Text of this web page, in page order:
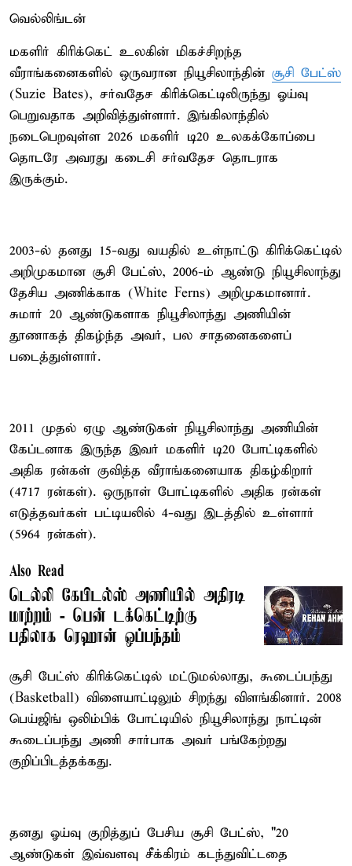
வெல்லிங்டன்
மகளிர் கிரிக்கெட் உலகின் மிகச்சிறந்த
வீராங்கனைகளில் ஒருவரான நியூசிலாந்தின் சூசி பேட்ஸ்
(Suzie Bates), சர்வதேச கிரிக்கெட்டிலிருந்து ஓய்வு
பெறுவதாக அறிவித்துள்ளார். இங்கிலாந்தில்
நடைபெறவுள்ள 2026 மகளிர் டி20 உலகக்கோப்பை
தொடரே அவரது கடைசி சர்வதேச தொடராக
இருக்கும்.
2003-ல் தனது 15-வது வயதில் உள்நாட்டு கிரிக்கெட்டில்
அறிமுகமான சூசி பேட்ஸ், 2006-ம் ஆண்டு நியூசிலாந்து
தேசிய அணிக்காக (White Ferns) அறிமுகமானார்.
சுமார் 20 ஆண்டுகளாக நியூசிலாந்து அணியின்
தூணாகத் திகழ்ந்த அவர், பல சாதனைகளைப்
படைத்துள்ளார்.
2011 முதல் ஏழு ஆண்டுகள் நியூசிலாந்து அணியின்
கேப்டனாக இருந்த இவர் மகளிர் டி20 போட்டிகளில்
அதிக ரன்கள் குவித்த வீராங்கனையாக திகழ்கிறார்
(4717 ரன்கள்). ஒருநாள் போட்டிகளில் அதிக ரன்கள்
எடுத்தவர்கள் பட்டியலில் 4-வது இடத்தில் உள்ளார்
(5964 ரன்கள்).
Also Read
டெல்லி கேபிடல்ஸ் அணியில் அதிரடி
மாற்றம் - பென் டக்கெட்டிற்கு
பதிலாக ரெஹான் ஒப்பந்தம்
சூசி பேட்ஸ் கிரிக்கெட்டில் மட்டுமல்லாது, கூடைப்பந்து
(Basketball) விளையாட்டிலும் சிறந்து விளங்கினார். 2008
பெய்ஜிங் ஒலிம்பிக் போட்டியில் நியூசிலாந்து நாட்டின்
கூடைப்பந்து அணி சார்பாக அவர் பங்கேற்றது
குறிப்பிடத்தக்கது.
தனது ஓய்வு குறித்துப் பேசிய சூசி பேட்ஸ், "20
ஆண்டுகள் இவ்வளவு சீக்கிரம் கடந்துவிட்டதை